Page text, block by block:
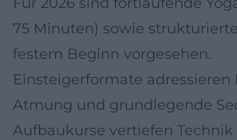
75 Minuten) sowie
festem Beginn vorgesehen.
Einsteigerformate adressieren
Atmung und grundlegende
Aufbaukurse vertiefen Technik